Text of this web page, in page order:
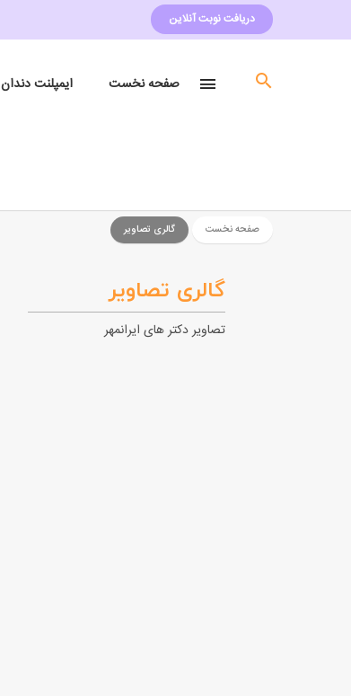
دریافت نوبت آنلاین
صفحه نخست ایمپلنت دندان
صفحه نخست گالری تصاویر
گالری تصاویر
تصاویر دکتر های ایرانمهر